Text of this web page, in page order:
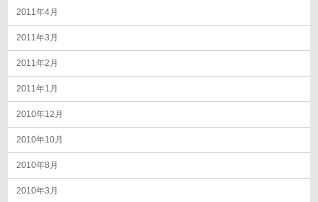
2011年4月
2011年3月
2011年2月
2011年1月
2010年12月
2010年10月
2010年8月
2010年3月